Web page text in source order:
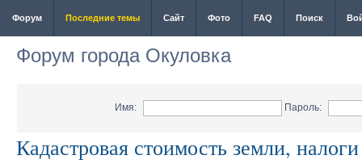
Форум Последние темы Сайт Фото FAQ Поиск
Форум города Окуловка
Имя: Пароль:
Кадастровая стоимость земли, налоги